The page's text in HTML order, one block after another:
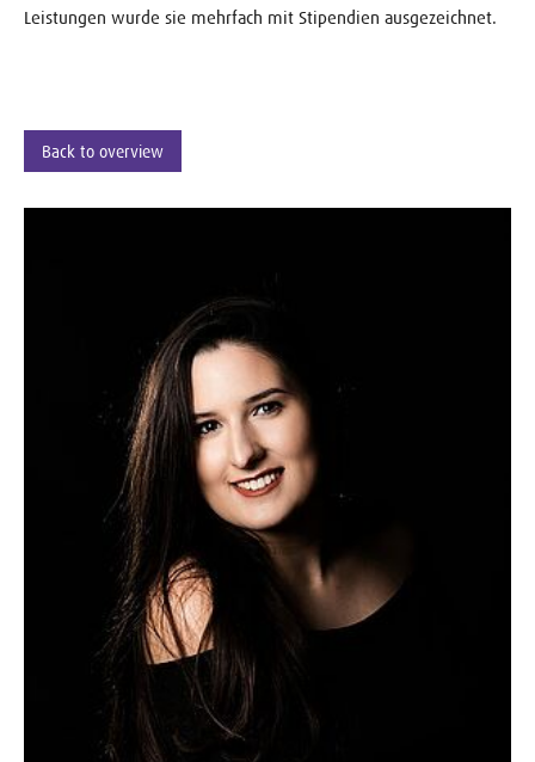
Leistungen wurde sie mehrfach mit Stipendien ausgezeichnet.
Back to overview